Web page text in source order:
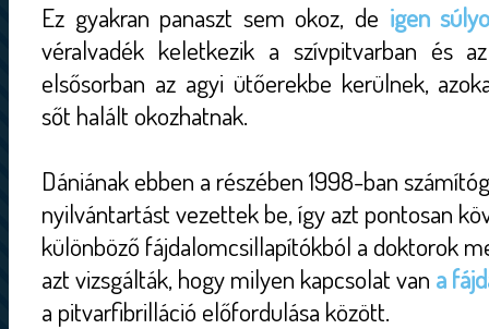
Ez gyakran panaszt sem okoz, de igen
véralvadék keletkezik a szívpitvarban és
elsősorban az agyi ütőerekbe kerülnek,
sőt halált okozhatnak.
Dániának ebben a részében 1998-ban
nyilvántartást vezettek be, így azt pontosan
különböző fájdalomcsillapítókból a doktorok
azt vizsgálták, hogy milyen kapcsolat van a
a pitvarfibrilláció előfordulása között.